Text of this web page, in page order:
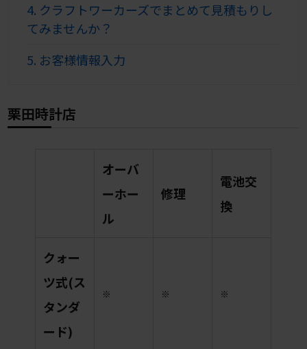
4. クラフトワーカーズでまとめて見積もりし
てみませんか？
5. お客様情報入力
栗田時計店
オーバ
ーホー
ル
修理
電池交
換
クォー
ツ式(ス
タンダ
ード)
※ ※ ※